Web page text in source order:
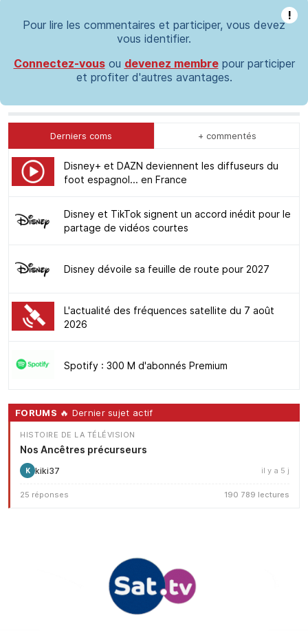
!
Pour lire les commentaires et participer, vous devez
vous identifier.
Connectez-vousou devenez membrepour participer
et profiter d'autres avantages.
Derniers coms + commentés
Disney+ et DAZN deviennent les diffuseurs du
foot espagnol... en France
Disney et TikTok signent un accord inédit pour le
partage de vidéos courtes
Disney dévoile sa feuille de route pour 2027
L'actualité des fréquences satellite du 7 août
2026
Spotify : 300 M d'abonnés Premium
FORUMS 🔥 Dernier sujet actif
HISTOIRE DE LA TÉLÉVISION
Nos Ancêtres précurseurs
K kiki37 il y a 5 j
25 réponses 190 789 lectures